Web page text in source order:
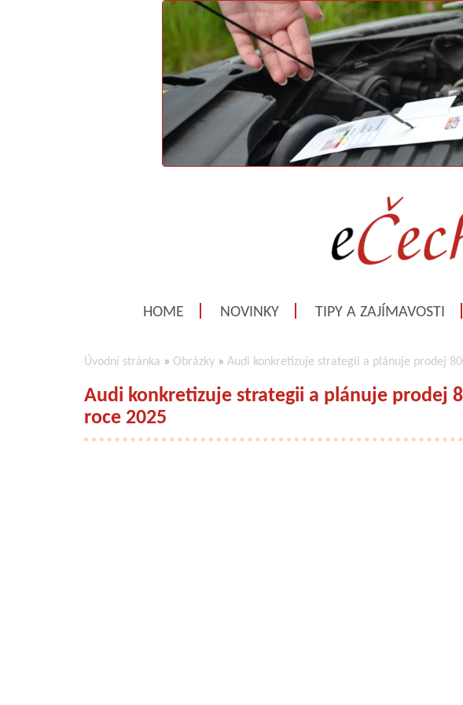
HOME NOVINKY TIPY A ZAJÍMAVOSTI
Úvodní stránka » Obrázky » Audi konkretizuje strategii a plánuje prodej
Audi konkretizuje strategii a plánuje prodej
roce 2025